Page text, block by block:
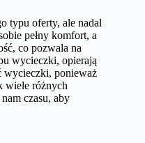
typu oferty, ale nadal
pełny komfort, a
co pozwala na
wycieczki, opierają
wycieczki, ponieważ
wiele różnych
czasu, aby